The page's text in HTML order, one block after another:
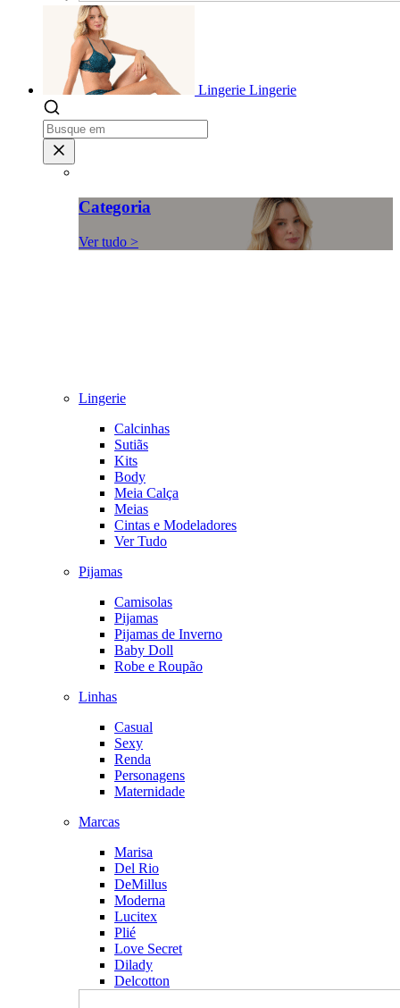
Lingerie Lingerie
Categoria
Ver tudo >
Lingerie
Calcinhas
Sutiãs
Kits
Body
Meia Calça
Meias
Cintas e Modeladores
Ver Tudo
Pijamas
Camisolas
Pijamas
Pijamas de Inverno
Baby Doll
Robe e Roupão
Linhas
Casual
Sexy
Renda
Personagens
Maternidade
Marcas
Marisa
Del Rio
DeMillus
Moderna
Lucitex
Plié
Love Secret
Dilady
Delcotton